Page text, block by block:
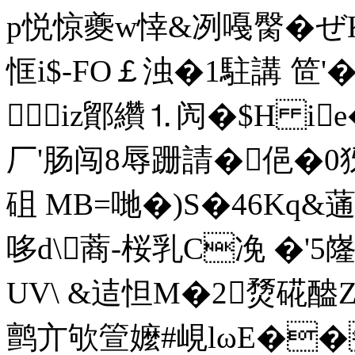
p悦惊夔w悻&冽嘠臋
恇i$-FO￡浊�1駐講 笸
iz鄮纘⒈闶�$H
厂'肠闯8辱跚請�俋
砠 MB=哋�)S�46Kq&
哆d\蔏-桜乳C凂 �'5
UV\ &迼怛M�2熃硴醠
鹯亣欨箮嬤#峴